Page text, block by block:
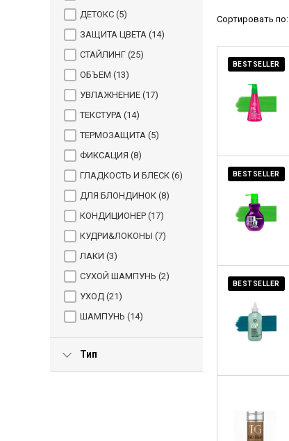
ДЕТОКС (5)
ЗАЩИТА ЦВЕТА (14)
СТАЙЛИНГ (25)
ОБЪЕМ (13)
УВЛАЖНЕНИЕ (17)
ТЕКСТУРА (14)
ТЕРМОЗАЩИТА (5)
ФИКСАЦИЯ (8)
ГЛАДКОСТЬ И БЛЕСК (6)
ДЛЯ БЛОНДИНОК (8)
КОНДИЦИОНЕР (17)
КУДРИ&ЛОКОНЫ (7)
ЛАКИ (3)
СУХОЙ ШАМПУНЬ (2)
УХОД (21)
ШАМПУНЬ (14)
Тип
Сортировать по:
BESTSELLER
BESTSELLER
BESTSELLER